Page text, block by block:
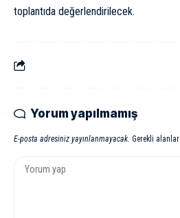
toplantıda değerlendirilecek.
Yorum yapılmamış
E-posta adresiniz yayınlanmayacak. Gerekli alanlar